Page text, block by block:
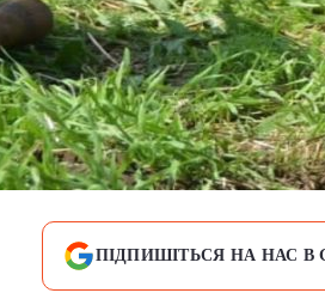
ПІДПИШІТЬСЯ НА НАС В